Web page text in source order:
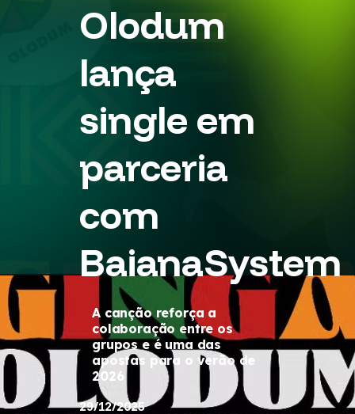
Olodum
lança
single em
parceria
com
BaianaSystem
A canção reforça a
colaboração entre os
grupos e é uma das
apostas para o verão de
2026
29/12/2025